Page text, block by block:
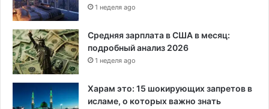
е
л
у
1 неделя ago
Средняя зарплата в США в месяц:
подробный анализ 2026
1 неделя ago
Харам это: 15 шокирующих запретов в
исламе, о которых важно знать